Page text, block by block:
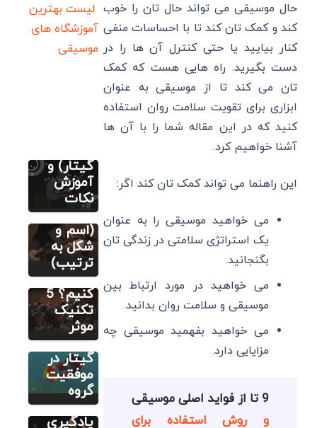
حال موسیقی می‌ تواند حال تان را خوب
کند و کمک تان کند تا با احساسات منفی
کنار بیایید یا حتی کنترل آن ها را در
دست بگیرید. راه‌ هایی هست که کمک
تان می کند تا از موسیقی به عنوان
ابزاری برای تقویت سلامت روان استفاده
کنید که در این مقاله شما را با آن ها
آشنا خواهیم کرد.
این راهنما می تواند کمک تان کند اگر:
می خواهید موسیقی را به عنوان
یک استراتژی سلامتی در زندگی تان
بگنجانید.
می خواهید در مورد ارتباط بین
موسیقی و سلامت روان بدانید.
می خواهید بفهمید موسیقی چه
مزایایی دارد.
9 تا از فواید اصلی موسیقی
و روش استفاده برای
لیست بهترین
آموزشگاه های
موسیقی
نت رایگان
فارسی (پیانو
گیتار ویولن
گیتار) و
آموزش
نکات
دیگر
نت های
موسیقی
ایرانی
(اسم و
شکل به
ترتیب)
مطالب متنوع
چگونه یک
قطعه
موسیقی
را حفظ
کنیم؟ 5
تکنیک
موثر
مطالب متنوع
دیگر
راهنمای
راه‌اندازی
گروه
موسیقی و
نقش
گیتار در
موفقیت
گروه
مطالب متنوع
دیگر
چطور
متالیکا
اجرا کنیم؟
7 ترفند
برای
یادگیری
مطالب متنوع
دیگر
روش
تربیت